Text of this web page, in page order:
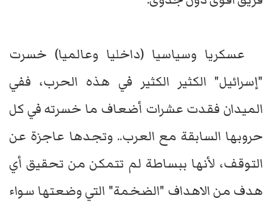
عسكريا وسياسيا (داخليا وعالميا) خسرت
"إسرائيل" الكثير الكثير في هذه الحرب، ففي
الميدان فقدت عشرات أضعاف ما خسرته في كل
حروبها السابقة مع العرب.. وتجدها عاجزة عن
التوقف، لأنها ببساطة لم تتمكن من تحقيق أي
هدف من الاهداف "الضخمة" التي وضعتها سواء